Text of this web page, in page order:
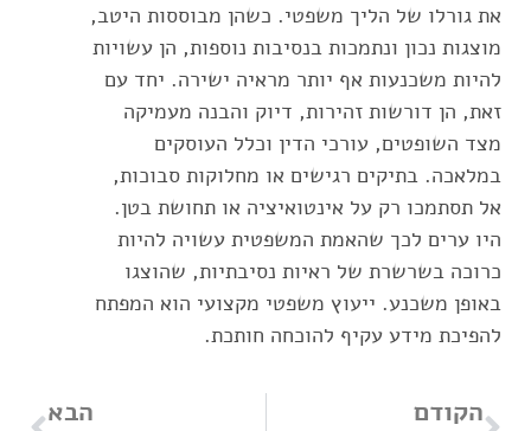
את גורלו של הליך משפטי. כשהן מבוססות היטב,
מוצגות נכון ונתמכות בנסיבות נוספות, הן עשויות
להיות משכנעות אף יותר מראיה ישירה. יחד עם
זאת, הן דורשות זהירות, דיוק והבנה מעמיקה
מצד השופטים, עורכי הדין וכלל העוסקים
במלאכה. בתיקים רגישים או מחלוקות סבוכות,
אל תסתמכו רק על אינטואיציה או תחושת בטן.
היו ערים לכך שהאמת המשפטית עשויה להיות
כרוכה בשרשרת של ראיות נסיבתיות, שהוצגו
באופן משכנע. ייעוץ משפטי מקצועי הוא המפתח
להפיכת מידע עקיף להוכחה חותכת.
הקודם הבא